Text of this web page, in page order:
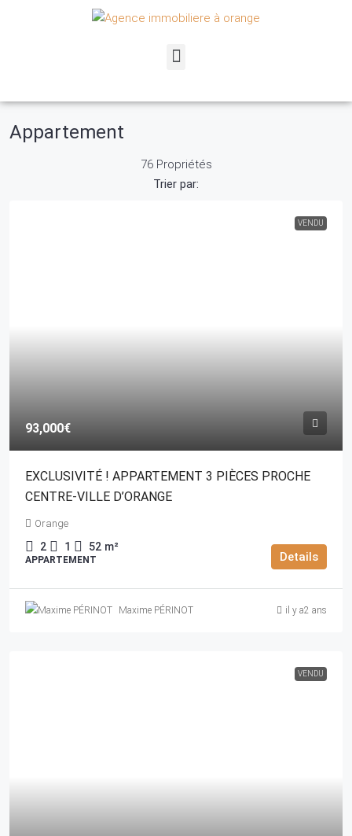
Appartement
76 Propriétés
Trier par:
VENDU
93,000€
EXCLUSIVITÉ ! APPARTEMENT 3 PIÈCES PROCHE
CENTRE-VILLE D’ORANGE
Orange
2 1 52 m²
APPARTEMENT Details
Maxime PÉRINOT il y a2 ans
VENDU